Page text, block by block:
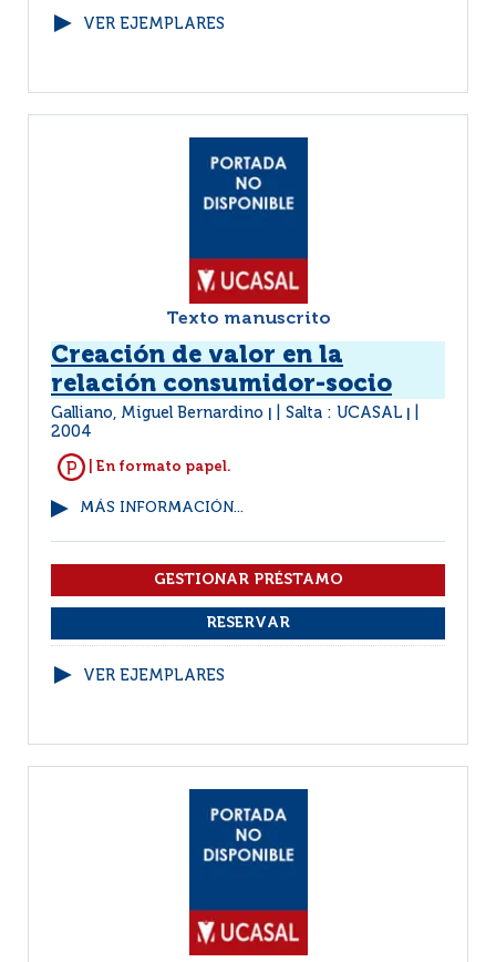
VER EJEMPLARES
Texto manuscrito
Creación de valor en la
relación consumidor-socio
Galliano, Miguel Bernardino Salta : UCASAL
2004
| En formato papel.
MÁS INFORMACIÓN...
VER EJEMPLARES